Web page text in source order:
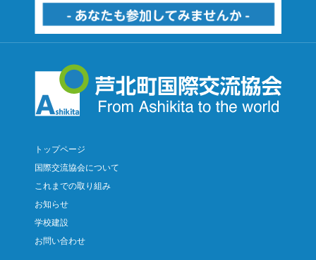
トップページ
国際交流協会について
これまでの取り組み
お知らせ
学校建設
お問い合わせ